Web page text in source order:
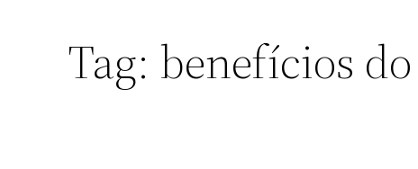
Tag: benefícios